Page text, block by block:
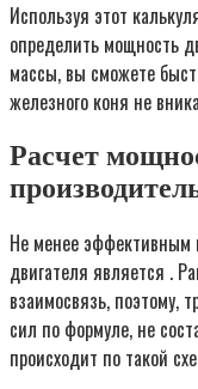
Используя этот
определить мощность
массы, вы сможете
железного коня не
Расчет
Не менее эффективным
двигателя является .
взаимосвязь, поэтому,
сил по формуле, не
происходит по такой